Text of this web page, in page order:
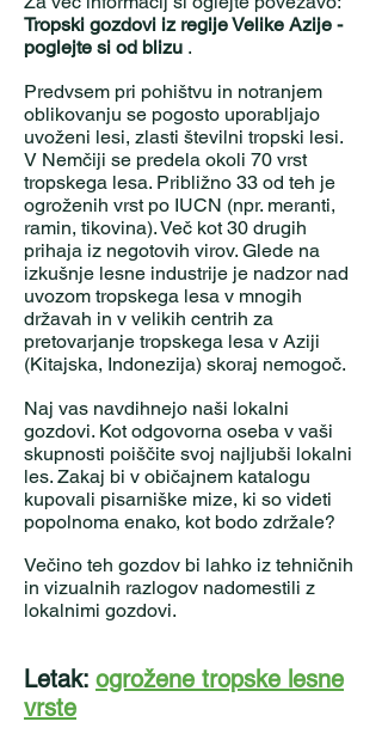
Tropski gozdovi iz regije Velike Azije -
poglejte si od blizu .
Predvsem pri pohištvu in notranjem
oblikovanju se pogosto uporabljajo
uvoženi lesi, zlasti številni tropski lesi.
V Nemčiji se predela okoli 70 vrst
tropskega lesa. Približno 33 od teh je
ogroženih vrst po IUCN (npr. meranti,
ramin, tikovina). Več kot 30 drugih
prihaja iz negotovih virov. Glede na
izkušnje lesne industrije je nadzor nad
uvozom tropskega lesa v mnogih
državah in v velikih centrih za
pretovarjanje tropskega lesa v Aziji
(Kitajska, Indonezija) skoraj nemogoč.
Naj vas navdihnejo naši lokalni
gozdovi. Kot odgovorna oseba v vaši
skupnosti poiščite svoj najljubši lokalni
les. Zakaj bi v običajnem katalogu
kupovali pisarniške mize, ki so videti
popolnoma enako, kot bodo zdržale?
Večino teh gozdov bi lahko iz tehničnih
in vizualnih razlogov nadomestili z
lokalnimi gozdovi.
Letak: ogrožene tropske lesne
vrste